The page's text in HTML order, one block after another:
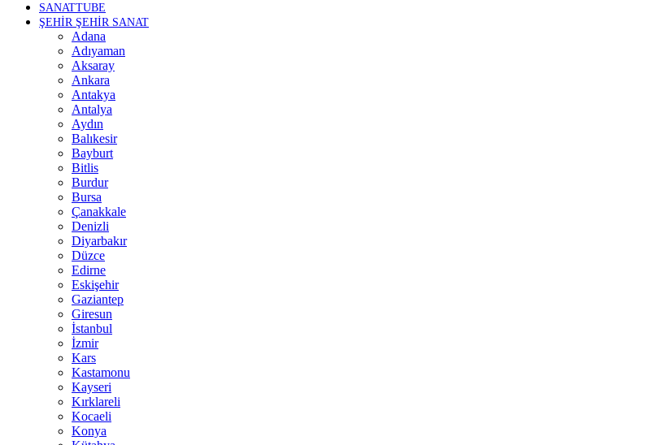
SANATTUBE
ŞEHİR ŞEHİR SANAT
Adana
Adıyaman
Aksaray
Ankara
Antakya
Antalya
Aydın
Balıkesir
Bayburt
Bitlis
Burdur
Bursa
Çanakkale
Denizli
Diyarbakır
Düzce
Edirne
Eskişehir
Gaziantep
Giresun
İstanbul
İzmir
Kars
Kastamonu
Kayseri
Kırklareli
Kocaeli
Konya